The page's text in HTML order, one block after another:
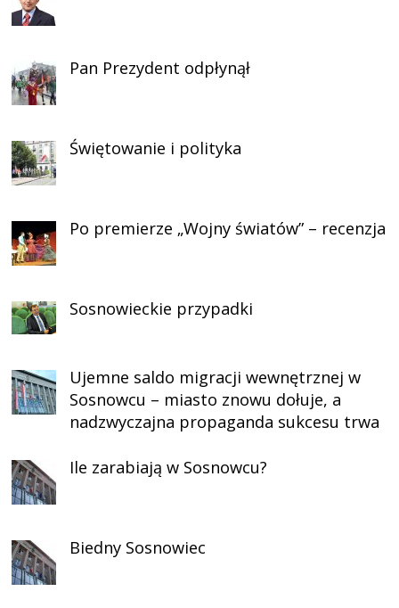
Pan Prezydent odpłynął
Świętowanie i polityka
Po premierze „Wojny światów” – recenzja
Sosnowieckie przypadki
Ujemne saldo migracji wewnętrznej w
Sosnowcu – miasto znowu dołuje, a
nadzwyczajna propaganda sukcesu trwa
Ile zarabiają w Sosnowcu?
Biedny Sosnowiec